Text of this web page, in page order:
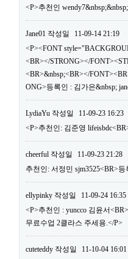
<P>추천인
Jane01 작성일
11-09-14 21:19
<P><FONT
<BR></STRONG></
<BR>&nbsp;<BR></
ONG>등록인 : 김가은&nbsp;
LydiaYu 작성일
11-09-23 16:23
<P>추천인: 김준영
cheerful 작성일
11-09-23 21:28
추천인: 서정민 sjm3525<BR>등
ellypinky 작성일
11-09-24 16:35
<P>추천인 : yuncco 김윤서
무료수업 2클라스 주세용.</P>
cuteteddy 작성일
11-10-04 16:01